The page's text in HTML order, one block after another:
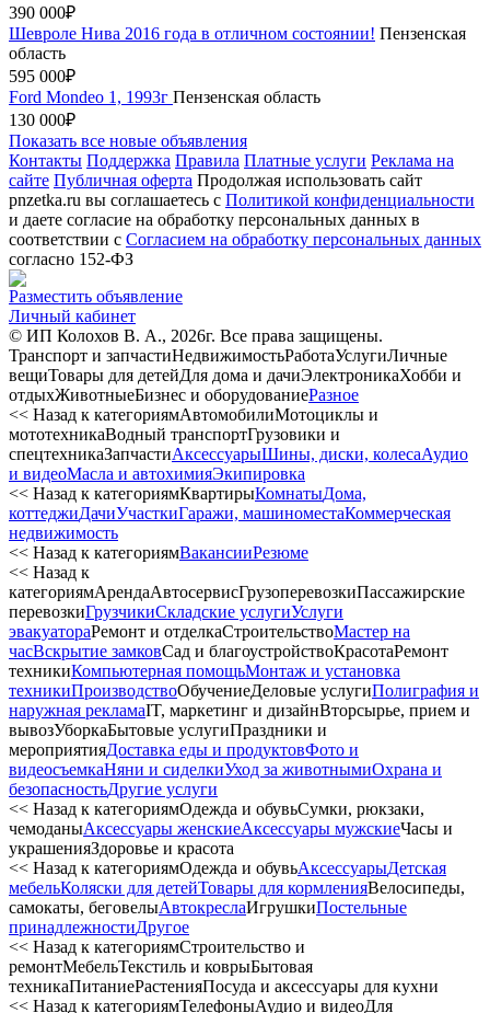
390 000₽
Шевролe Нива 2016 года в отличном cоcтоянии! Пензенская
область
595 000₽
Ford Mondeo 1, 1993г Пензенская область
130 000₽
Показать все новые объявления
Контакты Поддержка Правила Платные услуги Реклама на
сайте Публичная оферта Продолжая использовать сайт
pnzetka.ru вы соглашаетесь с Политикой конфиденциальности
и даете согласие на обработку персональных данных в
соответствии с Согласием на обработку персональных данных
согласно 152-ФЗ
Разместить объявление
Личный кабинет
© ИП Колохов В. А., 2026г. Все права защищены.
Транспорт и запчастиНедвижимостьРаботаУслугиЛичные
вещиТовары для детейДля дома и дачиЭлектроникаХобби и
отдыхЖивотныеБизнес и оборудованиеРазное
<< Назад к категориямАвтомобилиМотоциклы и
мототехникаВодный транспортГрузовики и
спецтехникаЗапчастиАксессуарыШины, диски, колесаАудио
и видеоМасла и автохимияЭкипировка
<< Назад к категориямКвартирыКомнатыДома,
коттеджиДачиУчасткиГаражи, машиноместаКоммерческая
недвижимость
<< Назад к категориямВакансииРезюме
<< Назад к
категориямАрендаАвтосервиcГрузоперевозкиПассажирские
перевозкиГрузчикиСкладские услугиУслуги
эвакуатораРемонт и отделкаСтроительствоМастер на
часВскрытие замковСад и благоустройствоКрасотаРемонт
техникиКомпьютерная помощьМонтаж и установка
техникиПроизводствоОбучениеДеловые услугиПолиграфия и
наружная рекламаIT, маркетинг и дизайнВторсырье, прием и
вывозУборкаБытовые услугиПраздники и
мероприятияДоставка еды и продуктовФото и
видеосъемкаНяни и сиделкиУход за животнымиОхрана и
безопасностьДругие услуги
<< Назад к категориямОдежда и обувьСумки, рюкзаки,
чемоданыАксессуары женскиеАксессуары мужскиеЧасы и
украшенияЗдоровье и красота
<< Назад к категориямОдежда и обувьАксессуарыДетская
мебельКоляски для детейТовары для кормленияВелосипеды,
самокаты, беговелыАвтокреслаИгрушкиПостельные
принадлежностиДругое
<< Назад к категориямСтроительство и
ремонтМебельТекстиль и коврыБытовая
техникаПитаниеРастенияПосуда и аксессуары для кухни
<< Назад к категориямТелефоныАудио и видеоДля